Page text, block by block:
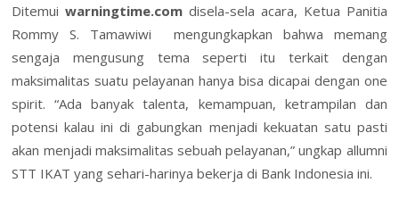
Ditemuiwarningtime.com disela-sela acara, Ketua Panitia
Rommy S. Tamawiwi mengungkapkan bahwa memang
sengaja mengusung tema seperti itu terkait dengan
maksimalitas suatu pelayanan hanya bisa dicapai dengan one
spirit. “Ada banyak talenta, kemampuan, ketrampilan dan
potensi kalau ini di gabungkan menjadi kekuatan satu pasti
akan menjadi maksimalitas sebuah pelayanan,” ungkap allumni
STT IKAT yang sehari-harinya bekerja di Bank Indonesia ini.